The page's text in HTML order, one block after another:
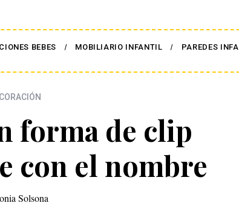
BEBES MOBILIARIO INFANTIL PAREDES
forma de clip
con el nombre
Solsona